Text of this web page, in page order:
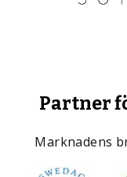
Partner
Marknadens